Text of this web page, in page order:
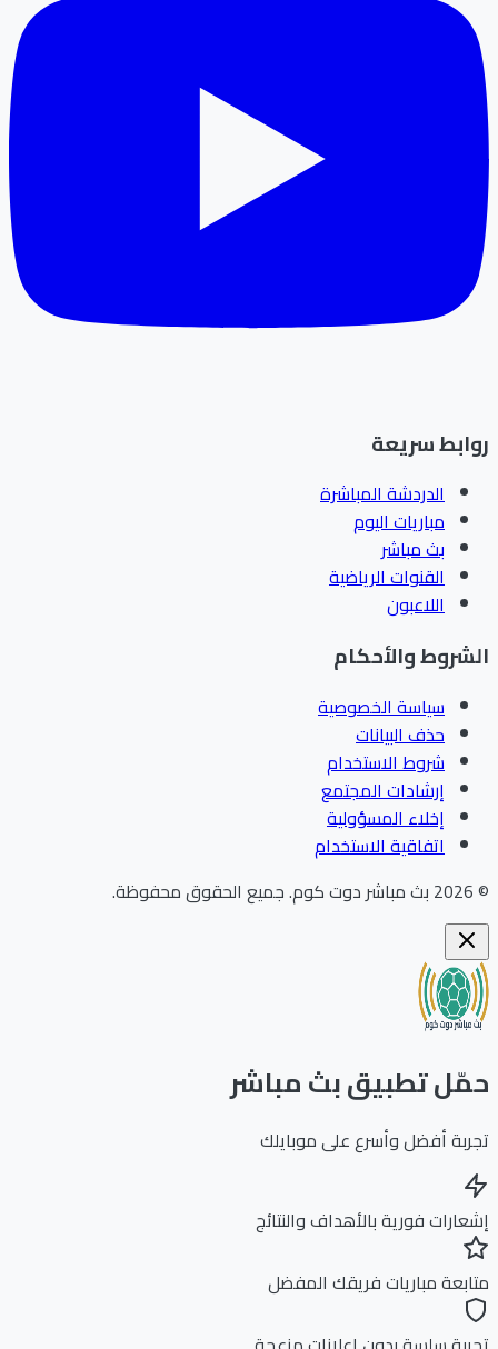
سريعة
الدردشة المباشرة
مباريات اليوم
بث مباشر
القنوات الرياضية
اللاعبون
والأحكام
سياسة الخصوصية
حذف البيانات
شروط الاستخدام
إرشادات المجتمع
إخلاء المسؤولية
اتفاقية الاستخدام
بث مباشر دوت كوم.جميع الحقوق محفوظة.
تطبيق بث مباشر
أفضل وأسرع على موبايلك
فورية بالأهداف والنتائج
مباريات فريقك المفضل